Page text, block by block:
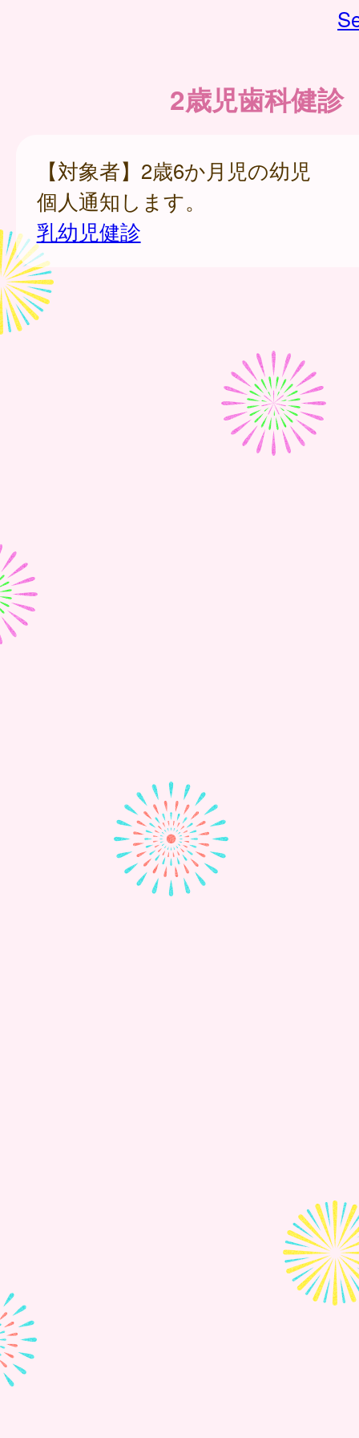
2歳児歯科健診
【対象者】2歳6か月児の幼児
個人通知します。
乳幼児健診